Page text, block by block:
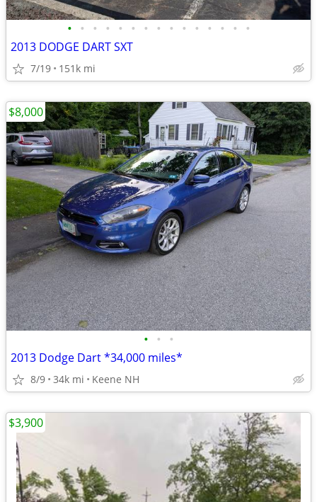
• • • • • • • • • • • • • • •
2013 DODGE DART SXT
7/19 151k mi
• • •
2013 Dodge Dart *34,000 miles*
8/9 34k mi Keene NH
$8,000
$3,900